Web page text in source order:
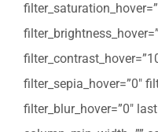
filter_sepia_hover=”0″
filter_blur_hover=”0″